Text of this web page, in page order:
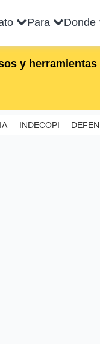
Para Donde
y
INDECOPI